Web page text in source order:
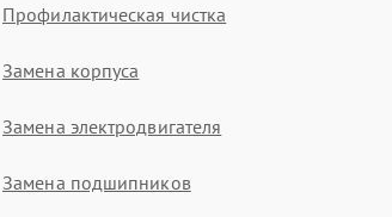
Профилактическая чистка
Замена корпуса
Замена электродвигателя
Замена подшипников